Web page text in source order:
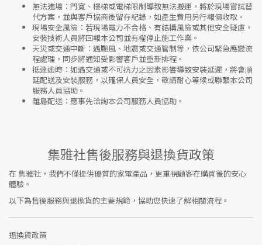
無法進場 ：門寬、樓梯或電梯限制導致無法搬運，將於現場嘗試替
代方案，並與客戶協商後留存紀錄，如產生費用另行報價收取。
現場安全風險 ： 若現場電力不合格、有結構風險或其他安全疑慮，
安裝技術人員將回報本公司並有權停止施工作業。
天災或交通中斷 ：遇颱風、地震或交通管制等，依公司緊急應變流
程處理，同步將通知受影響客戶並重新排程。
抵達逾時 ：如遇交通或不可抗力之因素影響導致安裝延遲，將會順
延配送及安裝服務，以確保人員安全，敬請耐心等候或聯繫本公司
服務人員協助。
離島配送 ：應事先洽詢本公司服務人員協助。
集雅社售後服務與退換貨政策
在集雅社 ，我們不僅提供優質的家電產品，更重視顧客在購買後的安心
體驗。
以下為售後服務與退換貨的主要規範，協助您快速了解相關流程。
退換貨政策